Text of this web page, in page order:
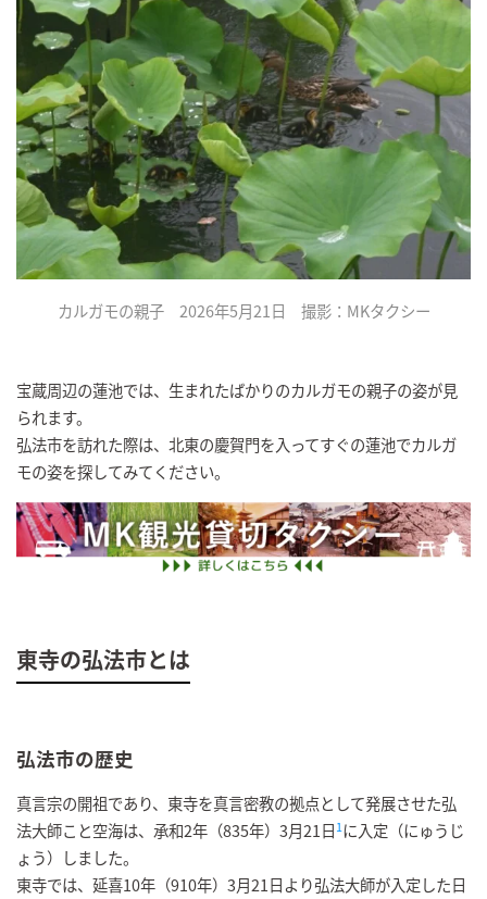
カルガモの親子 2026年5月21日 撮影：MKタクシー
宝蔵周辺の蓮池では、生まれたばかりのカルガモの親子の姿が見
られます。
弘法市を訪れた際は、北東の慶賀門を入ってすぐの蓮池でカルガ
モの姿を探してみてください。
東寺の弘法市とは
弘法市の歴史
真言宗の開祖であり、東寺を真言密教の拠点として発展させた弘
法大師こと空海は、承和2年（835年）3月21日1に入定（にゅうじ
ょう）しました。
東寺では、延喜10年（910年）3月21日より弘法大師が入定した日